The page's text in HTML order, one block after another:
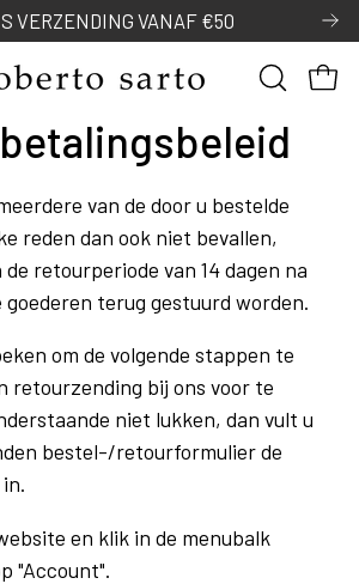
VERZENDING VANAF €50
OPEN
van de door u bestelde
reden dan ook niet bevallen,
retourperiode van 14 dagen na
terug gestuurd worden.
om de volgende stappen te
retourzending bij ons voor te
niet lukken, dan vult u
bestel-/retourformulier de
en klik in de menubalk
"Account".